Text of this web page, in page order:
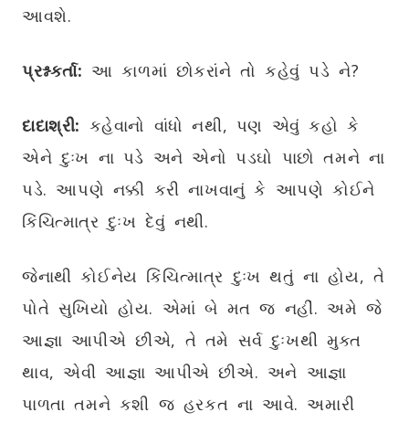
આવશે.
પ્રશ્નકર્તા: આ કાળમાં છોકરાંને તો કહેવું પડે ને?
દાદાશ્રી: કહેવાનો વાંધો નથી, પણ એવું કહો કે
એને દુઃખ ના પડે અને એનો પડઘો પાછો તમને ના
પડે. આપણે નક્કી કરી નાખવાનું કે આપણે કોઈને
કિંચિત્માત્ર દુઃખ દેવું નથી.
જેનાથી કોઈનેય કિંચિત્માત્ર દુઃખ થતું ના હોય, તે
પોતે સુખિયો હોય. એમાં બે મત જ નહીં. અમે જે
આજ્ઞા આપીએ છીએ, તે તમે સર્વ દુઃખથી મુક્ત
થાવ, એવી આજ્ઞા આપીએ છીએ. અને આજ્ઞા
પાળતા તમને કશી જ હરકત ના આવે. અમારી